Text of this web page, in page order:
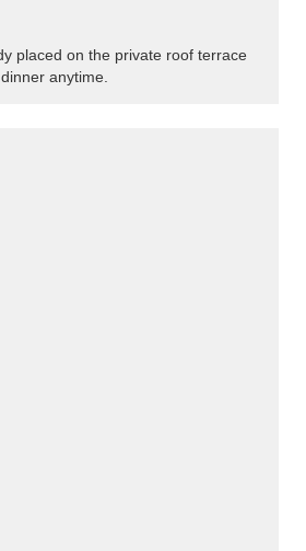
placed on the private roof terrace
anytime.